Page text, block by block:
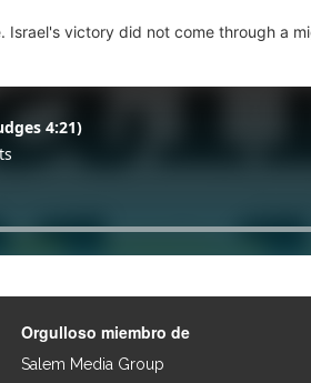
victory did not come through a
Orgulloso miembro de
Salem Media Group